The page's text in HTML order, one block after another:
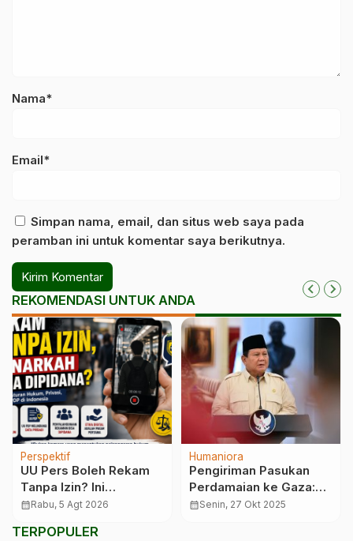
Nama*
Email*
Simpan nama, email, dan situs web saya pada
peramban ini untuk komentar saya berikutnya.
REKOMENDASI UNTUK ANDA
Perspektif
UU Pers Boleh Rekam
Tanpa Izin? Ini
Penjelasannya
calendar_monthRabu, 5 Agt 2026
Humaniora
Pengiriman Pasukan
Perdamaian ke Gaza:
TNI Tegaskan
calendar_monthSenin, 27 Okt 2025
TERPOPULER